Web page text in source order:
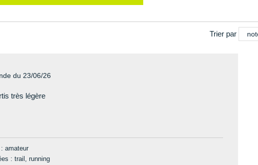
Trier par
du 23/06/26
très légère
amateur
: trail, running